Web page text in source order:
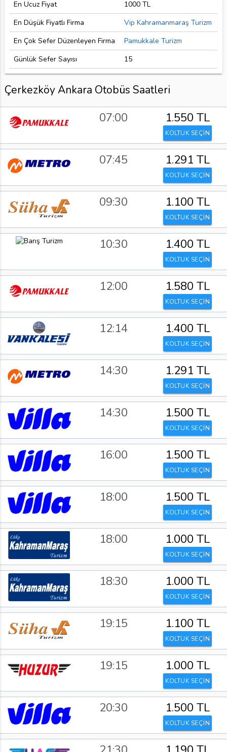
En Ucuz Fiyat
1000 TL
En Düşük Fiyatlı Firma
Vip Kahramanmaraş Turizm
En Çok Sefer Düzenleyen Firma
Pamukkale Turizm
Günlük Sefer Sayısı
15
Çerkezköy Ankara Otobüs Saatleri
07:00 1.550 TL
KOLTUK SEÇİN
07:45 1.291 TL
KOLTUK SEÇİN
09:30 1.100 TL
KOLTUK SEÇİN
10:30 1.400 TL
KOLTUK SEÇİN
12:00 1.580 TL
KOLTUK SEÇİN
12:14 1.400 TL
KOLTUK SEÇİN
14:30 1.291 TL
KOLTUK SEÇİN
14:30 1.500 TL
KOLTUK SEÇİN
16:00 1.500 TL
KOLTUK SEÇİN
18:00 1.500 TL
KOLTUK SEÇİN
18:00 1.000 TL
KOLTUK SEÇİN
18:30 1.000 TL
KOLTUK SEÇİN
19:15 1.100 TL
KOLTUK SEÇİN
19:15 1.000 TL
KOLTUK SEÇİN
20:30 1.500 TL
KOLTUK SEÇİN